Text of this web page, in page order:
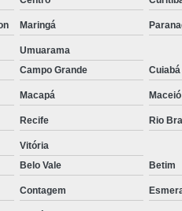
e Monitoramento
Fadiga
Detector de Fadiga
Sensor Anti Fadiga
Sensor
Sensor de Fadiga para
Camera Veicular Gravador
Gravador de Imagens
Digital Veicular Gravador
Maringá
Umuarama
Campo Grande Cuiabá
Macapá Maceió
Recife Rio
Vitória
Belo Vale Betim
Contagem